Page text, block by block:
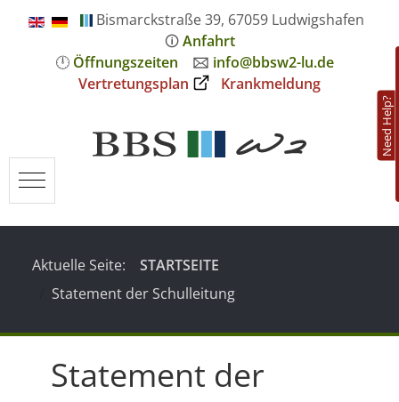
Bismarckstraße 39, 67059 Ludwigshafen
🛈Anfahrt
🕛 Öffnungszeiten 🖂 info@bbsw2-lu.de
Vertretungsplan
Krankmeldung
Need Help?
Mobile Menu Toggle
Aktuelle Seite:
STARTSEITE
Statement der Schulleitung
Statement der